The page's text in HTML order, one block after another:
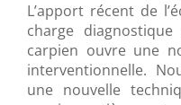
L’apport récent de
charge
carpien ouvre une
interventionnelle.
une nouvelle